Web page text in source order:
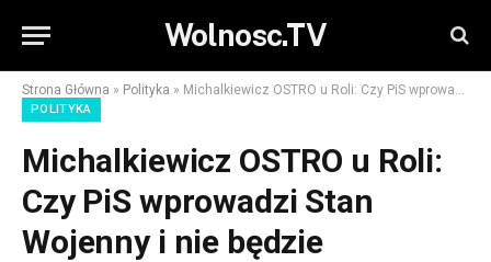
Wolnosc.TV
Strona Główna » Polityka » Michalkiewicz OSTRO u Roli: Czy PiS wprowadzi Stan Wojenny i nie będzie wyborów? Dojdzie do kolejnej wojny w Europie?
POLITYKA
Michalkiewicz OSTRO u Roli:
Czy PiS wprowadzi Stan
Wojenny i nie będzie